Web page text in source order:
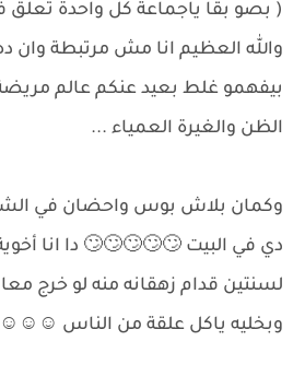
( بصو بقا ياجماعة كل واحدة
والله العظيم انا مش مرتبطة وان
بيفهمو غلط بعيد عنكم عالم
الظن والغيرة العمياء ...
وكمان بلاش بوس واحضان في
دي في البيت 🙄🙄🙄🙄🙄 دا انا
لسنتين قدام زهقانه منه لو خرج
وبخليه ياكل علقة من الناس ⁦☺️⁩⁦☺️⁩⁦☺️⁩⁦☺️⁩)